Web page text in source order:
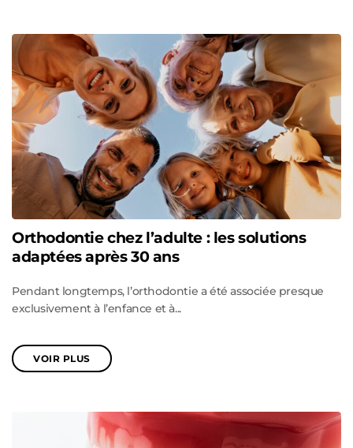
Orthodontie chez l’adulte : les solutions
adaptées après 30 ans
Pendant longtemps, l’orthodontie a été associée presque
exclusivement à l’enfance et à...
VOIR PLUS